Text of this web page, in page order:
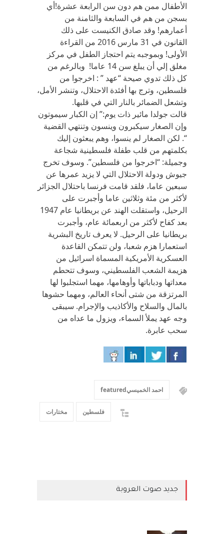
الأطفال ممن هم دون سن الرابعة عشرة!أي
بسجن من هم في السابعة والثامنة من
أعمارهم! وقد صادق الكنيست على ذلك
القانون في 31 مارس 2016 من القراءة
الأولى! وبموجبه يتم احتجاز الطفل في مركز
مغلق إلي أن يبلغ سن 14 عاما! وبالرغم من
كل ذلك تدوي صيحة “عهد ” : اخرجوا من
فلسطين، وترج بها أفئدة الاحتلال، وتنشر الأمل،
وتشعل الضمائر بالنار التي في قلبها.
قالت جولدا مائير ذات يوم:” إن الكبار سيموتون
وإن الصغار سيكبرون وينسون وتنتهي القضية
“. لكن الصغار لم ينسوا، وهم يبعثون إليك
بكلمتهم من قلب طفلة فلسطينية شجاعة
وجميلة: “اخرجوا من فلسطين”. وسوف تخرج
جيوش ودولة الاحتلال التي لا يزيد عمرها عن
سبعين عاما، فلقد قامت فرنسا باحتلال الجزائر
لأكثر من مئة وثلاثين عاما وأجبرت على
الرحيل، واستقلت الهند عن بريطانيا عام 1947
بعد كفاح لأكثر من اربعمائة عام، وأجبرت
بريطانيا على الرحيل. لا يعرف تاريخ البشرية
استعمارا هزم شعبا، ولن تتمكن القاعدة
العسكرية الأمريكية المسماة اسرائيل من
هزيمة الشعب الفلسطيني، وسوف تتحطم
معداتها ودباباتها وأوهامها، مهما استجلبوا لها
المرتزقة من شتى أنحاء العالم، ومهما حشوها
بالمال والسلاح والأكاذيب والإجرام. سيبقى
وجه عهد يملأ السماء، ويزول ما عداه من
سحب عابرة.
احمد الخميسيfeatured
فلسطين مختارات
جديد صوت العروبة